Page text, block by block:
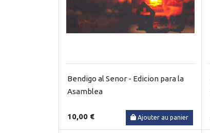
Bendigo al Senor - Edicion para la
Asamblea
10,00 € Ajouter au panier